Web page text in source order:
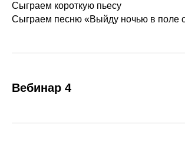
Сыграем короткую пьесу
Сыграем песню «Выйду ночью в поле
Вебинар 4